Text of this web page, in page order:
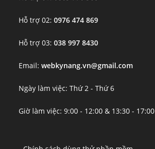
Hỗ trợ 02:0976 474 869
Hỗ trợ 03:038 997 8430
Email:webkynang.vn@gmail.com
Ngày làm việc: Thứ 2 - Thứ 6
Giờ làm việc: 9:00 - 12:00 & 13:30 - 17:00